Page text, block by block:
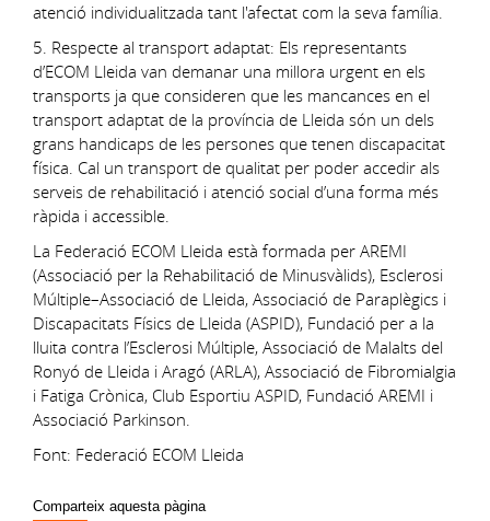
atenció individualitzada tant l'afectat com la seva família.
5. Respecte al transport adaptat: Els representants
d’ECOM Lleida van demanar una millora urgent en els
transports ja que consideren que les mancances en el
transport adaptat de la província de Lleida són un dels
grans handicaps de les persones que tenen discapacitat
física. Cal un transport de qualitat per poder accedir als
serveis de rehabilitació i atenció social d’una forma més
ràpida i accessible.
La Federació ECOM Lleida està formada per AREMI
(Associació per la Rehabilitació de Minusvàlids), Esclerosi
Múltiple–Associació de Lleida, Associació de Paraplègics i
Discapacitats Físics de Lleida (ASPID), Fundació per a la
lluita contra l’Esclerosi Múltiple, Associació de Malalts del
Ronyó de Lleida i Aragó (ARLA), Associació de Fibromialgia
i Fatiga Crònica, Club Esportiu ASPID, Fundació AREMI i
Associació Parkinson.
Font: Federació ECOM Lleida
Comparteix aquesta pàgina